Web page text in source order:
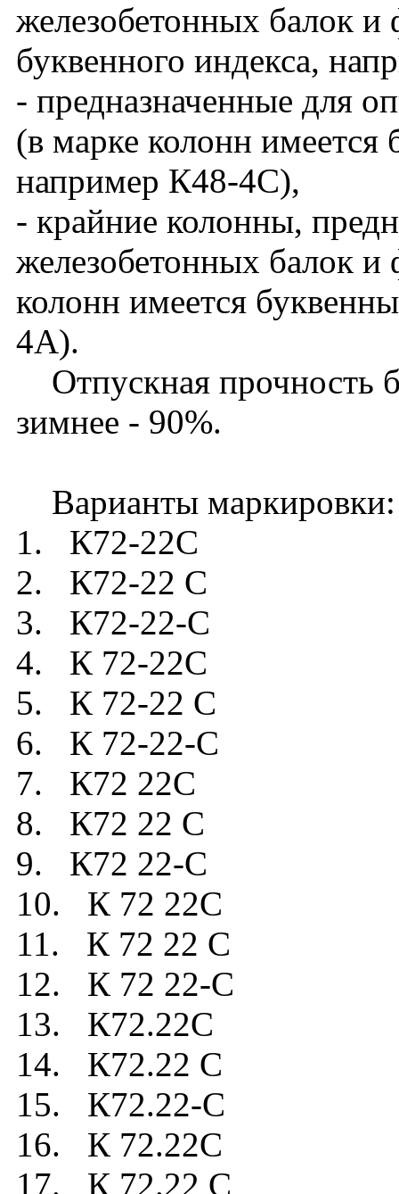
железобетонных балок
буквенного индекса,
- предназначенные для
(в марке колонн
например К48-4С),
- крайние колонны,
железобетонных балок и
колонн имеется
4А).
Отпускная прочность
зимнее - 90%.
Варианты маркировки:
1. К72-22C
2. К72-22 C
3. К72-22-C
4. К 72-22C
5. К 72-22 C
6. К 72-22-C
7. К72 22C
8. К72 22 C
9. К72 22-C
10. К 72 22C
11. К 72 22 C
12. К 72 22-C
13. К72.22C
14. К72.22 C
15. К72.22-C
16. К 72.22C
17. К 72.22 C